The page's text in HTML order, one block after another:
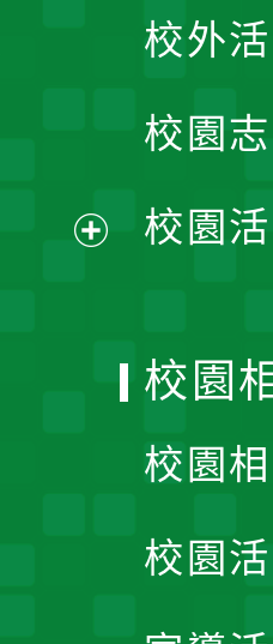
單
校外
校園
校園
校園
校園
校園